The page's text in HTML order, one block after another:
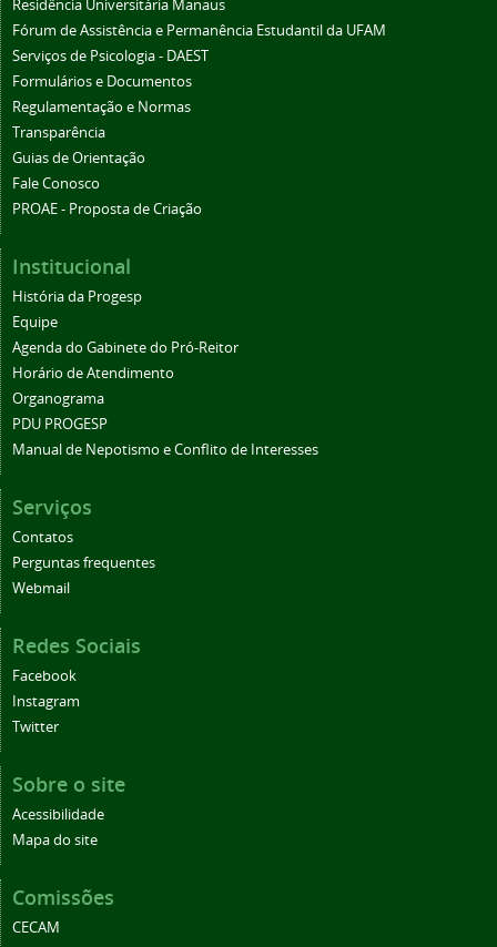
Residência Universitária Manaus
Fórum de Assistência e Permanência Estudantil da UFAM
Serviços de Psicologia - DAEST
Formulários e Documentos
Regulamentação e Normas
Transparência
Guias de Orientação
Fale Conosco
PROAE - Proposta de Criação
Institucional
História da Progesp
Equipe
Agenda do Gabinete do Pró-Reitor
Horário de Atendimento
Organograma
PDU PROGESP
Manual de Nepotismo e Conflito de Interesses
Serviços
Contatos
Perguntas frequentes
Webmail
Redes Sociais
Facebook
Instagram
Twitter
Sobre o site
Acessibilidade
Mapa do site
Comissões
CECAM